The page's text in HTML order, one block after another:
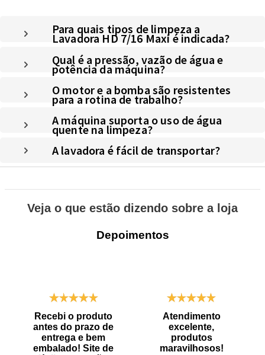
Para quais tipos de limpeza a
Lavadora HD 7/16 Maxi é indicada?
Qual é a pressão, vazão de água e
potência da máquina?
O motor e a bomba são resistentes
para a rotina de trabalho?
A máquina suporta o uso de água
quente na limpeza?
A lavadora é fácil de transportar?
Veja o que estão dizendo sobre a loja
Depoimentos
Recebi o produto
antes do prazo de
entrega e bem
embalado! Site de
Atendimento
excelente,
produtos
maravilhosos!